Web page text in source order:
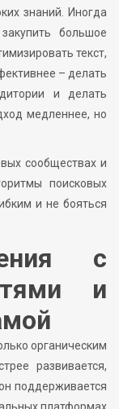
знаний. Иногда
большое
текст,
– делать
и делать
медленнее, но
сообществах и
поисковых
и не бояться
с
и
органическим
развивается,
поддерживается